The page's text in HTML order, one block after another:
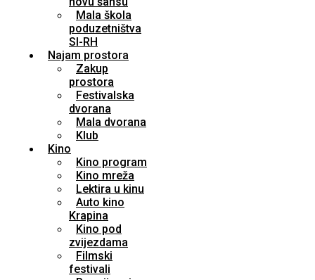
Mala škola
poduzetništva
SI-RH
Najam prostora
Zakup
prostora
Festivalska
dvorana
Mala dvorana
Klub
Kino
Kino program
Kino mreža
Lektira u kinu
Auto kino
Krapina
Kino pod
zvijezdama
Filmski
festivali